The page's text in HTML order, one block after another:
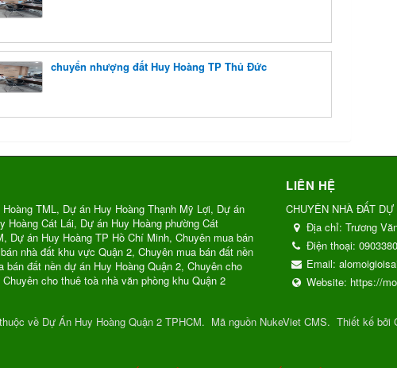
chuyển nhượng đất Huy Hoàng TP Thủ Đức
TML, Dự án Huy Hoàng Thạnh Mỹ Lợi, Dự án
Hoàng Cát Lái, Dự án Huy Hoàng phường Cát
Dự án Huy Hoàng TP Hồ Chí Minh, Chuyên mua bán
nhà đất khu vực Quận 2, Chuyên mua bán đất nền
bán đất nền dự án Huy Hoàng Quận 2, Chuyên cho
cho thuê toà nhà văn phòng khu Quận 2
LIÊN HỆ
CHUYÊN NHÀ ĐẤT
Địa chỉ:Trương
Điện thoại:
Email:
Website: https://
về Dự Án Huy Hoàng Quận 2 TPHCM. Mã nguồn NukeViet CMS. Thiết kế bởi